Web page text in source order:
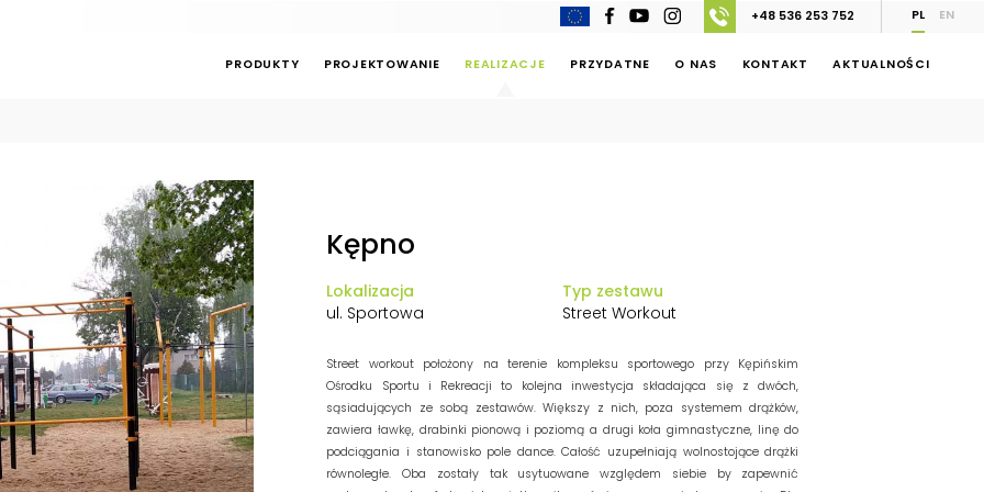
+48 536 253 752 PL EN
PRODUKTY PROJEKTOWANIE REALIZACJE PRZYDATNE O NAS KONTAKT AKTUALNOŚCI
Kępno
Lokalizacja
ul. Sportowa
Typ zestawu
Street Workout
Street workout położony na terenie kompleksu sportowego przy Kępińskim
Ośrodku Sportu i Rekreacji to kolejna inwestycja składająca się z dwóch,
sąsiadujących ze sobą zestawów. Większy z nich, poza systemem drążków,
zawiera ławkę, drabinki pionową i poziomą a drugi koła gimnastyczne, linę do
podciągania i stanowisko pole dance. Całość uzupełniają wolnostojące drążki
równoległe. Oba zostały tak usytuowane względem siebie by zapewnić